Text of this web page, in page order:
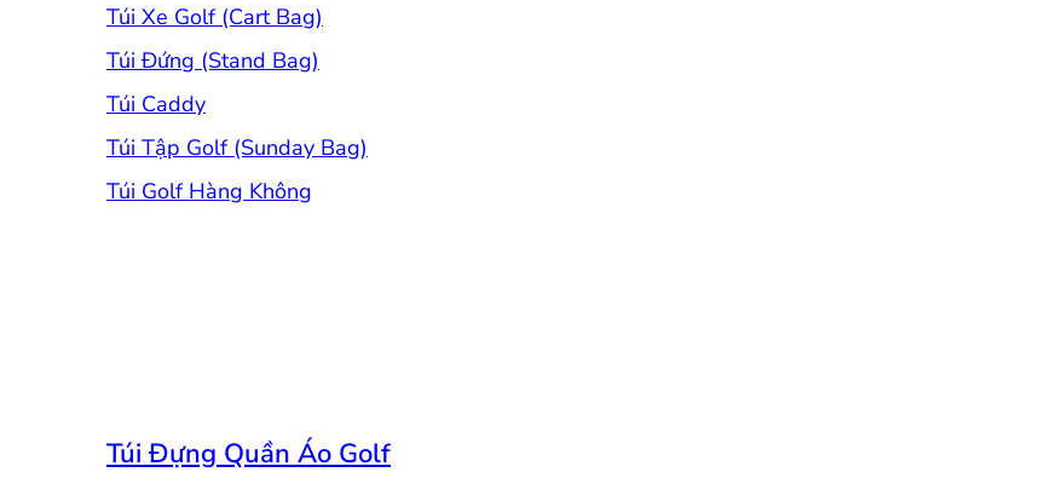
Túi Xe Golf (Cart Bag)
Túi Đứng (Stand Bag)
Túi Caddy
Túi Tập Golf (Sunday Bag)
Túi Golf Hàng Không
Túi Đựng Quần Áo Golf